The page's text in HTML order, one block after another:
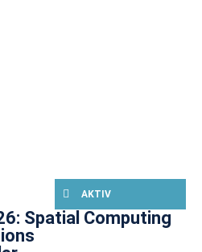
AKTIV
Spatial Computing